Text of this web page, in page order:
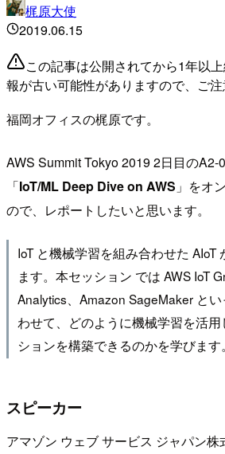
梶原大使
2019.06.15
この記事は公開されてから1年以
報が古い可能性がありますので、ご注
福岡オフィスの梶原です。
AWS Summit Tokyo 2019 2日目のA2-
「IoT/ML Deep Dive on AWS 」をオ
ので、レポートしたいと思います。
IoT と機械学習を組み合わせた AIoT
ます。本セッション では AWS IoT
Analytics、Amazon SageMaker と
わせて、どのように機械学習を活用
ションを構築できるのかを学びます。
スピーカー
アマゾン ウェブ サービス ジャパン株